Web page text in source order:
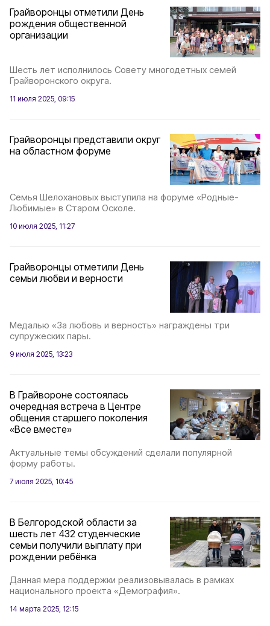
Грайворонцы отметили День
рождения общественной
организации
Шесть лет исполнилось Совету многодетных семей
Грайворонского округа.
11 июля 2025, 09:15
Грайворонцы представили округ
на областном форуме
Семья Шелохановых выступила на форуме «Родные-
Любимые» в Старом Осколе.
10 июля 2025, 11:27
Грайворонцы отметили День
семьи любви и верности
Медалью «За любовь и верность» награждены три
супружеских пары.
9 июля 2025, 13:23
В Грайвороне состоялась
очередная встреча в Центре
общения старшего поколения
«Все вместе»
Актуальные темы обсуждений сделали популярной
форму работы.
7 июля 2025, 10:45
В Белгородской области за
шесть лет 432 студенческие
семьи получили выплату при
рождении ребёнка
Данная мера поддержки реализовывалась в рамках
национального проекта «Демография».
14 марта 2025, 12:15